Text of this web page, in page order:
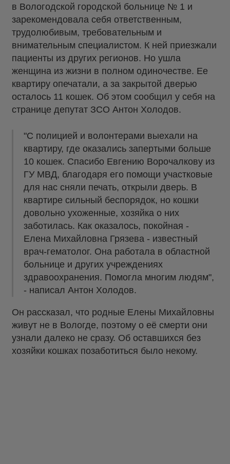
в Вологодской городской больнице № 1 и
зарекомендовала себя ответственным,
трудолюбивым, требовательным и
внимательным специалистом. К ней приезжали
пациенты из других регионов. Но ушла
женщина из жизни в полном одиночестве. Ее
квартиру опечатали, а за закрытой дверью
осталось 11 кошек. Об этом сообщил у себя на
странице депутат ЗСО Антон Холодов.
"С полицией и волонтерами выехали на
квартиру, где оказались запертыми больше
10 кошек. Спасибо Евгению Ворочалкову из
ГУ МВД, благодаря его помощи участковые
для нас сняли печать, открыли дверь. В
квартире сильный беспорядок, но кошки
довольно ухоженные, хозяйка о них
заботилась. Как оказалось, покойная -
Елена Михайловна Грязева - известный
врач-гематолог. Она работала в областной
больнице и других учреждениях
здравоохранения. Помогла многим людям",
- написал Антон Холодов.
Он рассказал, что родные Елены Михайловны
живут не в Вологде, поэтому о её смерти они
узнали далеко не сразу. Об оставшихся без
хозяйки кошках позаботиться было некому.